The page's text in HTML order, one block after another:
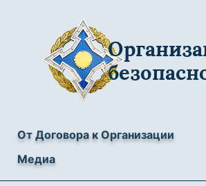
От Договора к Организации
Медиа